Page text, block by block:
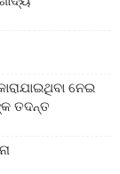
ନେଇ
ତଦନ୍ତ